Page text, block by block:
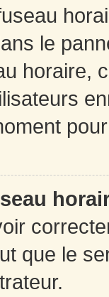
le
horaire,
que le